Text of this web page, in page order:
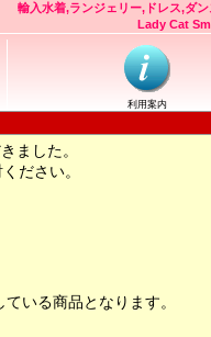
輸入水着,ランジェリー,ドレス,ダ
Lady Cat
利用案内
ました。
ださい。
いる商品となります。